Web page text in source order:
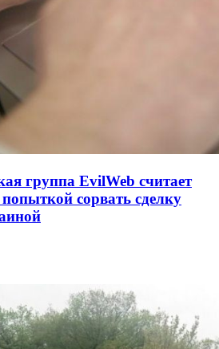
группа EvilWeb считает
сорвать сделку